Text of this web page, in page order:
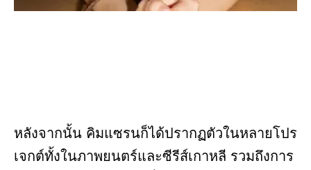
หลังจากนั้น คิมแซรนก็ได้ปรากฏตัวในหลายโปร
เจกต์ทั้งในภาพยนตร์และซีรีส์เกาหลี รวมถึงการ